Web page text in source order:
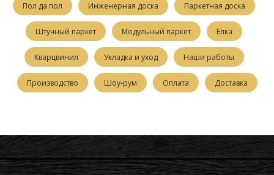
Пол да пол Инженерная доска Паркетная доска
Штучный паркет Модульный паркет Елка
Кварцвинил Укладка и уход Наши работы
Производство Шоу-рум Оплата Доставка